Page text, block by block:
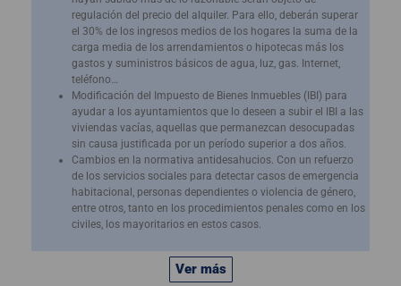
regulación del precio del alquiler. Para ello, deberán superar
el 30% de los ingresos medios de los hogares la suma de la
carga media de los arrendamientos o hipotecas más los
gastos y suministros básicos de agua, luz, gas. Internet,
teléfono…
Modificación del Impuesto de Bienes Inmuebles (IBI) para
ayudar a los ayuntamientos que lo deseen a subir el IBI a las
viviendas vacías, aquellas que permanezcan desocupadas
sin causa justificada por un período superior a dos años.
Cambios en la normativa antidesahucios. Con un refuerzo
de los servicios sociales para detectar casos de emergencia
habitacional, personas dependientes o violencia de género,
entre otros, tanto en los procedimientos penales como en los
civiles, los mayoritarios en estos casos.
Ver más